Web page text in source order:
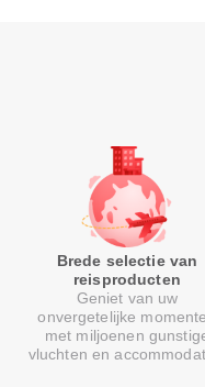
Brede selectie van
reisproducten
Geniet van uw
onvergetelijke
met miljoenen
vluchten en